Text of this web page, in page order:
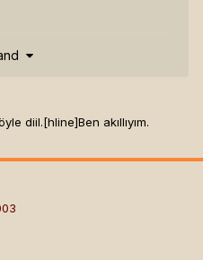
yuaparkene komoplşe
geliyo insanin.
diil.[hline]Ben akıllıyım.